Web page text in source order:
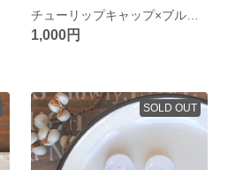
チューリップキャップ×ブルーの枝ピアス
1,000円
SOLD OUT